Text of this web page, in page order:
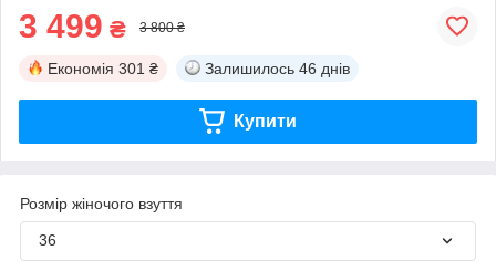
3 499 ₴ 3 800 ₴
Економія 301 ₴ Залишилось 46 днів
Купити
Розмір жіночого взуття
36